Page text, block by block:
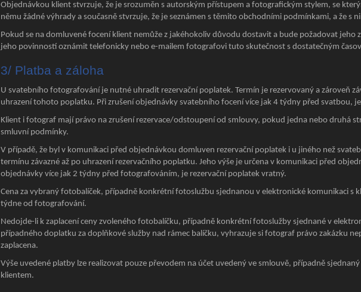
Objednávkou klient stvrzuje, že je srozuměn s autorským přístupem a fotografickým stylem, se
němu žádné výhrady a současně stvrzuje, že je seznámen s těmito obchodními podmínkami, a že s
Pokud se na domluvené focení klient nemůže z jakéhokoliv důvodu dostavit a bude požadovat jeho
jeho povinností oznámit telefonicky nebo e-mailem fotografovi tuto skutečnost s dostatečným
3/ Platba a záloha
U svatebního fotografování je nutné uhradit rezervační poplatek. Termín je rezervovaný a zároveň
uhrazení tohoto poplatku. Při zrušení objednávky svatebního focení více jak 4 týdny před svatbou,
Klient i fotograf mají právo na zrušení rezervace/odstoupení od smlouvy, pokud jedna nebo druhá
smluvní podmínky.
V případě, že byl v komunikaci před objednávkou domluven rezervační poplatek i u jiného než
termínu závazné až po uhrazení rezervačního poplatku. Jeho výše je určena v komunikaci před
objednávky více jak 2 týdny před fotografováním, je rezervační poplatek vratný.
Cena za vybraný fotobalíček, případně konkrétní fotoslužbu sjednanou v elektronické komunikaci s
týdne od fotografování.
Nedojde-li k zaplacení ceny zvoleného fotobalíčku, případně konkrétní fotoslužby sjednané v
případného doplatku za doplňkové služby nad rámec balíčku, vyhrazuje si fotograf právo zakázku
zaplacena.
Výše uvedené platby lze realizovat pouze převodem na účet uvedený ve smlouvě, případně
klientem.